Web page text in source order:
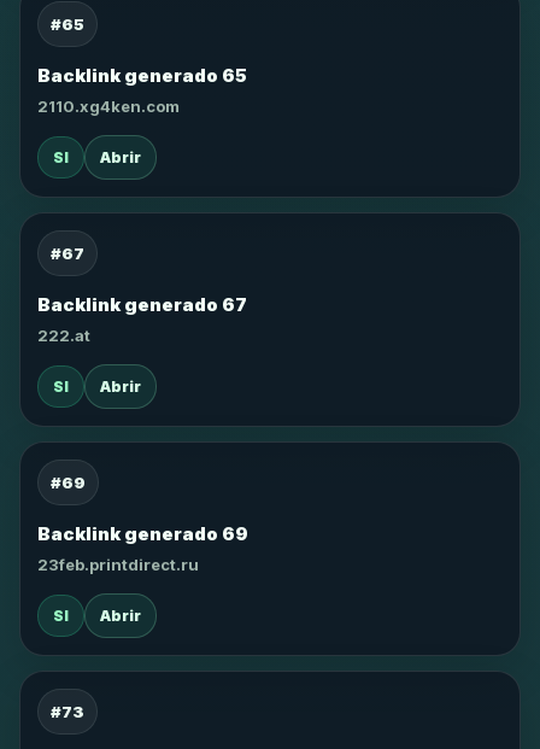
#65
Backlink generado 65
2110.xg4ken.com
SI Abrir
#67
Backlink generado 67
222.at
SI Abrir
#69
Backlink generado 69
23feb.printdirect.ru
SI Abrir
#73